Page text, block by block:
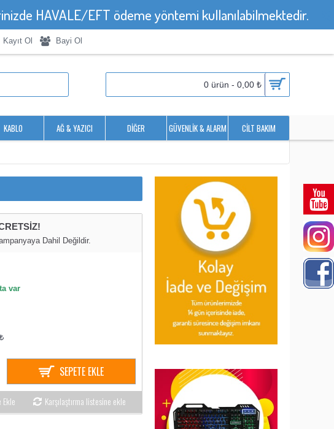
HAVALE/EFT ödeme yöntemi kullanılabilmektedir.
Kayıt Ol Bayi Ol
0 ürün - 0,00 ₺
KABLO AĞ & YAZICI DIĞER GÜVENLIK & ALARM CILT BAKIM
Dahil Değildir.
var
SEPETE EKLE
Ekle Karşılaştırma listesine ekle